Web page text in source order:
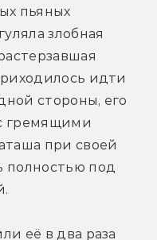
пьяных
злобная
идти
стороны, его
гремящими
при своей
полностью под
её в два раза